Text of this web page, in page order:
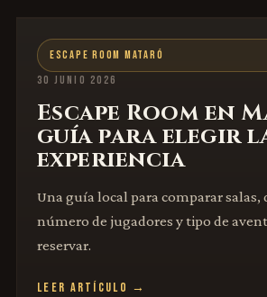
ESCAPE ROOM MATARÓ
30 JUNIO 2026
Escape Room en
guía para elegir
experiencia
Una guía local para comparar salas,
número de jugadores y tipo de
reservar.
LEER ARTÍCULO →